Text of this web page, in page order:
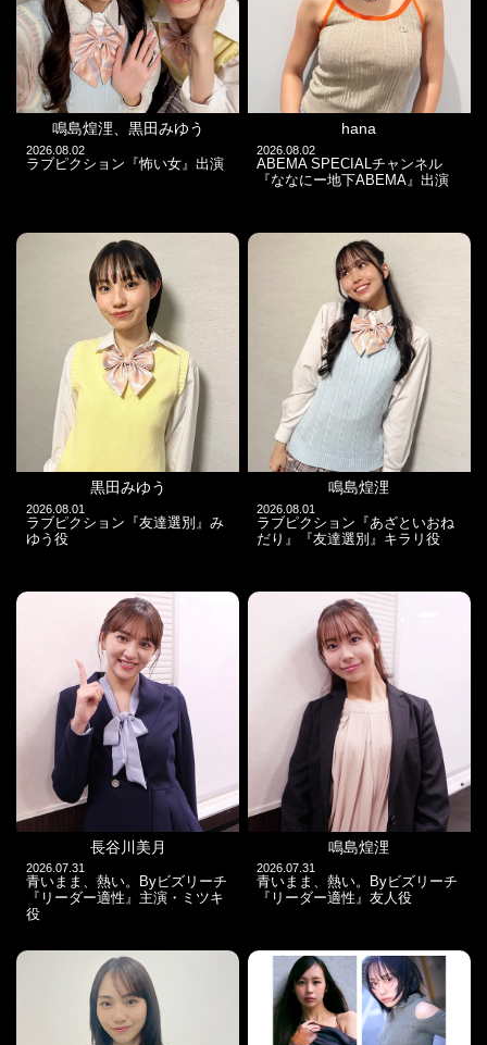
鳴島煌浬、黒田みゆう
2026.08.02
ラブピクション『怖い女』出演
hana
2026.08.02
ABEMA SPECIALチャンネル
『ななにー地下ABEMA』出演
黒田みゆう
2026.08.01
ラブピクション『友達選別』み
ゆう役
鳴島煌浬
2026.08.01
ラブピクション『あざといおね
だり』『友達選別』キラリ役
長谷川美月
2026.07.31
青いまま、熱い。Byビズリーチ
『リーダー適性』主演・ミツキ
役
鳴島煌浬
2026.07.31
青いまま、熱い。Byビズリーチ
『リーダー適性』友人役